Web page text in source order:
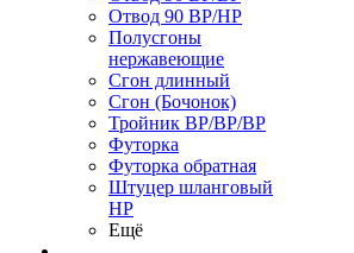
Отвод 90 ВР/НР
Полусгоны
нержавеющие
Сгон длинный
Сгон (Бочонок)
Тройник ВР/ВР/ВР
Футорка
Футорка обратная
Штуцер шланговый
НР
Ещё